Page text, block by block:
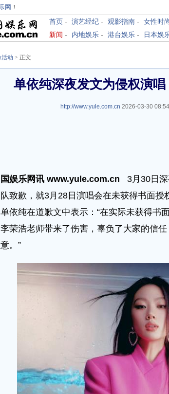
网 ！
首页 - 演艺经纪 - 观影指南 - 女性时
新闻 - 内地娱乐 - 港台娱乐 - 日本娱
活动 > 正文
单依纯深夜发文为侵权演
http://www.yule.com.cn 2026-03-30
娱乐网讯 www.yule.com.cn 3月30日深
致歉，就3月28日演唱会在未获得书面
依纯在道歉文中表示：“在实际未获得书
荣浩老师带来了伤害，辜负了大家的信
。”